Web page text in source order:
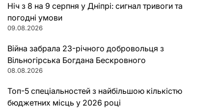
Ніч з 8 на 9 серпня у Дніпрі: сигнал тривоги та
погодні умови
09.08.2026
Війна забрала 23-річного добровольця з
Вільногірська Богдана Бескровного
08.08.2026
Топ-5 спеціальностей з найбільшою кількістю
бюджетних місць у 2026 році